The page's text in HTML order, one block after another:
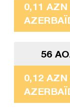
0,11 AZN
56
0,12 AZN